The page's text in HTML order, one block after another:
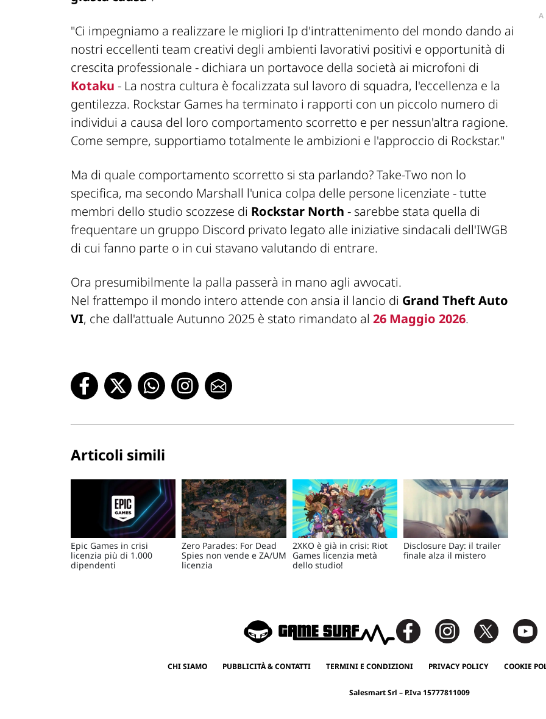
"Ci impegniamo a realizzare le migliori Ip d'intrattenimento del mondo dando ai
nostri eccellenti team creativi degli ambienti lavorativi positivi e opportunità di
crescita professionale - dichiara un portavoce della società ai microfoni di
Kotaku - La nostra cultura è focalizzata sul lavoro di squadra, l'eccellenza e la
gentilezza. Rockstar Games ha terminato i rapporti con un piccolo numero di
individui a causa del loro comportamento scorretto e per nessun'altra ragione.
Come sempre, supportiamo totalmente le ambizioni e l'approccio di Rockstar."
Ma di quale comportamento scorretto si sta parlando? Take-Two non lo
specifica, ma secondo Marshall l'unica colpa delle persone licenziate - tutte
membri dello studio scozzese di Rockstar North - sarebbe stata quella di
frequentare un gruppo Discord privato legato alle iniziative sindacali dell'IWGB
di cui fanno parte o in cui stavano valutando di entrare.
Ora presumibilmente la palla passerà in mano agli avvocati.
Nel frattempo il mondo intero attende con ansia il lancio di Grand Theft Auto
VI, che dall'attuale Autunno 2025 è stato rimandato al 26 Maggio 2026.
Articoli simili
Epic Games in crisi
licenzia più di 1.000
dipendenti
Zero Parades: For Dead
Spies non vende e ZA/UM
licenzia
2XKO è già in crisi: Riot
Games licenzia metà
dello studio!
Disclosure Day: il trailer
finale alza il mistero
CHI SIAMO PUBBLICITÀ & CONTATTI TERMINI E CONDIZIONI PRIVACY POLICY COOKIE
Salesmart Srl – P.Iva 15777811009